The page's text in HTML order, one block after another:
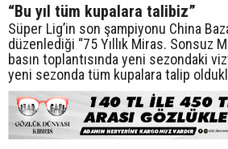
“Bu yıl tüm kupalara talibiz”
Süper Lig’in son şampiyonu China
düzenlediği “75 Yıllık Miras. Sonsuz
basın toplantısında yeni sezondaki
yeni sezonda tüm kupalara talip